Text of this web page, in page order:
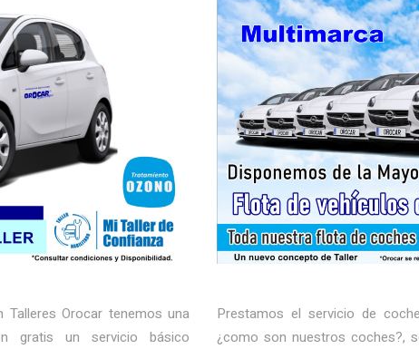
Orocar tenemos una
gratis un servicio básico
Prestamos el servicio de
¿como son nuestros coches?,